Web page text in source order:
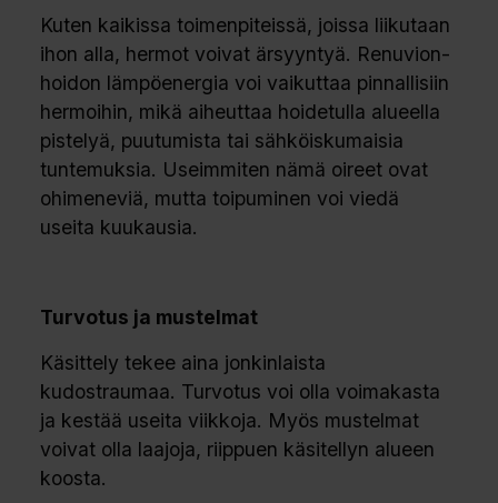
Kuten kaikissa toimenpiteissä, joissa liikutaan
ihon alla, hermot voivat ärsyyntyä. Renuvion-
hoidon lämpöenergia voi vaikuttaa pinnallisiin
hermoihin, mikä aiheuttaa hoidetulla alueella
pistelyä, puutumista tai sähköiskumaisia
tuntemuksia. Useimmiten nämä oireet ovat
ohimeneviä, mutta toipuminen voi viedä
useita kuukausia.
Turvotus ja mustelmat
Käsittely tekee aina jonkinlaista
kudostraumaa. Turvotus voi olla voimakasta
ja kestää useita viikkoja. Myös mustelmat
voivat olla laajoja, riippuen käsitellyn alueen
koosta.